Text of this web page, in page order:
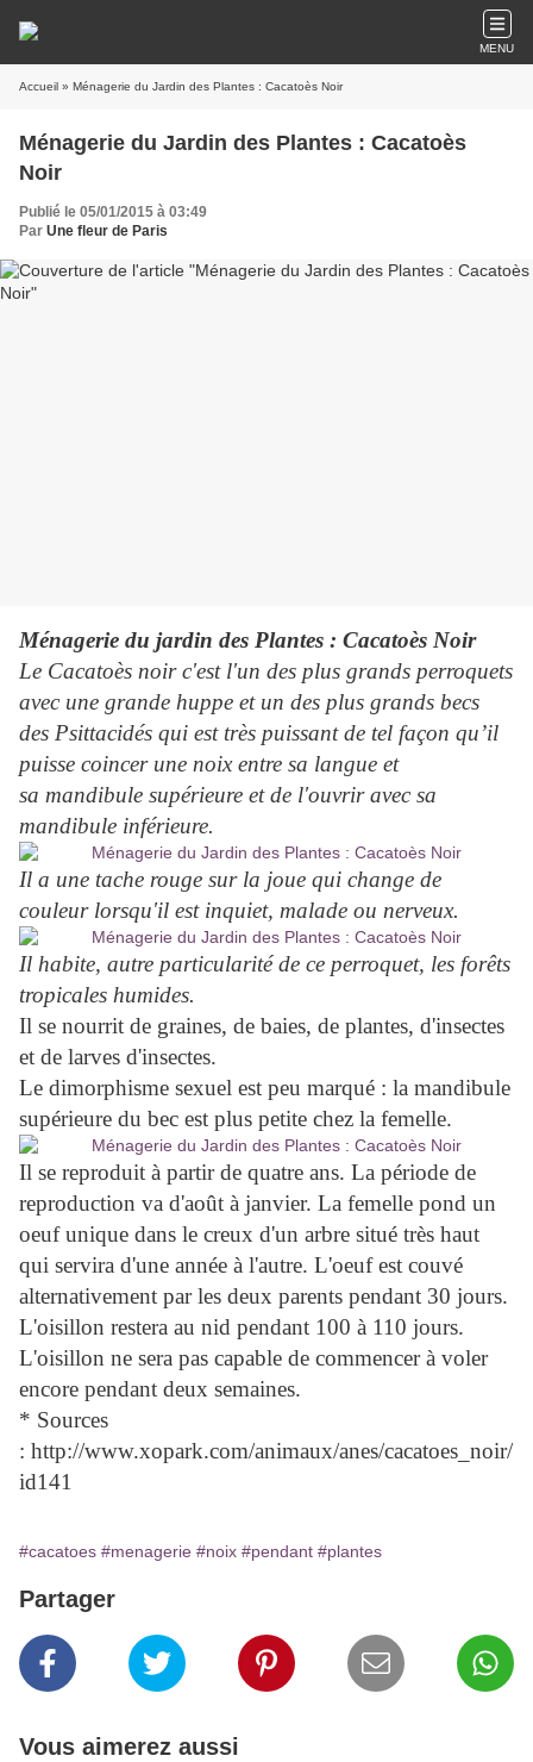
MENU
Accueil » Ménagerie du Jardin des Plantes : Cacatoès Noir
Ménagerie du Jardin des Plantes : Cacatoès
Noir
Publié le 05/01/2015 à 03:49
Par Une fleur de Paris
Ménagerie du jardin des Plantes : Cacatoès Noir
Le Cacatoès noir c'est l'un des plus grands perroquets
avec une grande huppe et un des plus grands becs
des Psittacidés qui est très puissant de tel façon qu’il
puisse coincer une noix entre sa langue et
sa mandibule supérieure et de l'ouvrir avec sa
mandibule inférieure.
Il a une tache rouge sur la joue qui change de
couleur lorsqu'il est inquiet, malade ou nerveux.
Il habite, autre particularité de ce perroquet, les forêts
tropicales humides.
Il se nourrit de graines, de baies, de plantes, d'insectes
et de larves d'insectes.
Le dimorphisme sexuel est peu marqué : la mandibule
supérieure du bec est plus petite chez la femelle.
Il se reproduit à partir de quatre ans. La période de
reproduction va d'août à janvier. La femelle pond un
oeuf unique dans le creux d'un arbre situé très haut
qui servira d'une année à l'autre. L'oeuf est couvé
alternativement par les deux parents pendant 30 jours.
L'oisillon restera au nid pendant 100 à 110 jours.
L'oisillon ne sera pas capable de commencer à voler
encore pendant deux semaines.
* Sources
: http://www.xopark.com/animaux/anes/cacatoes_noir/
id141
#cacatoes #menagerie #noix #pendant #plantes
Partager
Vous aimerez aussi